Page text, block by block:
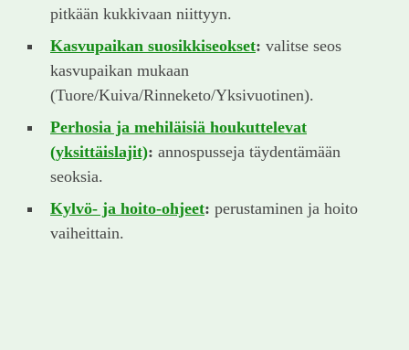
pitkään kukkivaan niittyyn.
Kasvupaikan suosikkiseokset: valitse seos
kasvupaikan mukaan
(Tuore/Kuiva/Rinneketo/Yksivuotinen).
Perhosia ja mehiläisiä houkuttelevat
(yksittäislajit): annospusseja täydentämään
seoksia.
Kylvö- ja hoito-ohjeet: perustaminen ja hoito
vaiheittain.